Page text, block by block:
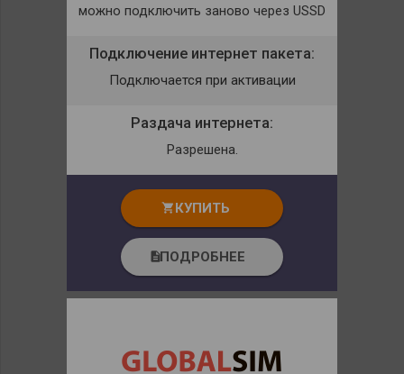
можно подключить заново через USSD
Подключение интернет пакета:
Подключается при активации
Раздача интернета:
Разрешена.
shopping_cart КУПИТЬ
descriptionПОДРОБНЕЕ